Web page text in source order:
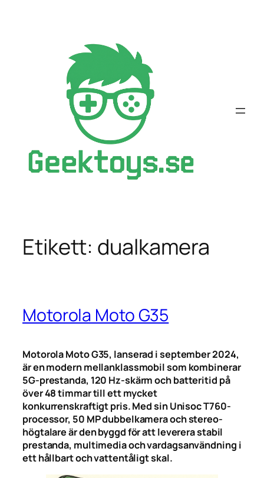
Etikett: dualkamera
Motorola Moto G35
Motorola Moto G35, lanserad i september 2024,
är en modern mellanklassmobil som kombinerar
5G-prestanda, 120 Hz-skärm och batteritid på
över 48 timmar till ett mycket
konkurrenskraftigt pris. Med sin Unisoc T760-
processor, 50 MP dubbelkamera och stereo­
högtalare är den byggd för att leverera stabil
prestanda, multimedia och vardagsanvändning i
ett hållbart och vattentåligt skal.